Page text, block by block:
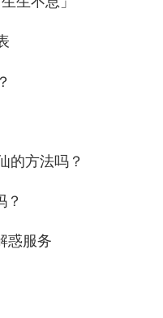
的方法吗？
？
惑服务